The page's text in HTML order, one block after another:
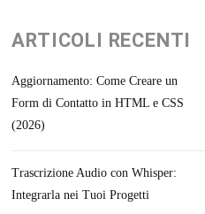
ARTICOLI RECENTI
Aggiornamento: Come Creare un
Form di Contatto in HTML e CSS
(2026)
Trascrizione Audio con Whisper:
Integrarla nei Tuoi Progetti